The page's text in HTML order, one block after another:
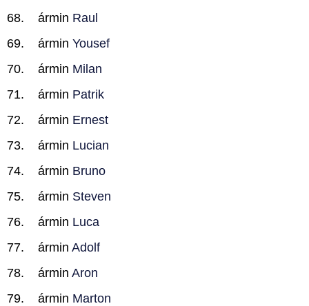
ármin Raul
ármin Yousef
ármin Milan
ármin Patrik
ármin Ernest
ármin Lucian
ármin Bruno
ármin Steven
ármin Luca
ármin Adolf
ármin Aron
ármin Marton